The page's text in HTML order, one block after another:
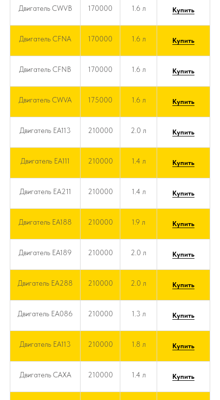
Двигатель CWVB 170000 1.6 л Купить
Двигатель CFNA 170000 1.6 л Купить
Двигатель CFNB 170000 1.6 л Купить
Двигатель CWVA 175000 1.6 л Купить
Двигатель EA113 210000 2.0 л Купить
Двигатель EA111 210000 1.4 л Купить
Двигатель EA211 210000 1.4 л Купить
Двигатель EA188 210000 1.9 л Купить
Двигатель EA189 210000 2.0 л Купить
Двигатель EA288 210000 2.0 л Купить
Двигатель EA086 210000 1.3 л Купить
Двигатель EA113 210000 1.8 л Купить
Двигатель CAXA 210000 1.4 л Купить